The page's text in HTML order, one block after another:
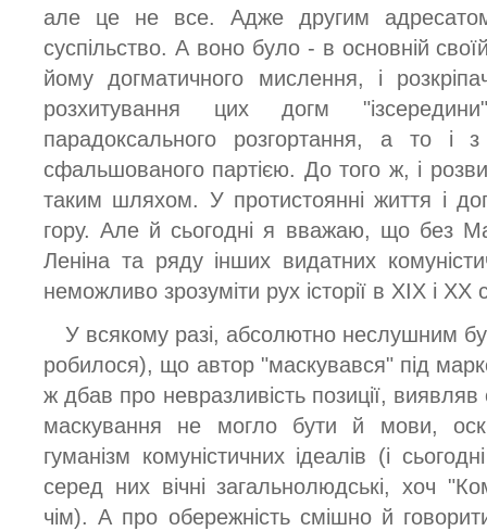
але це не все. Адже другим
суспільство. А воно було - в основній
йому догматичного мислення, і
розхитування цих догм
парадоксального розгортання, а то і
сфальшованого партією. До того ж, і
таким шляхом. У протистоянні життя і
гору. Але й сьогодні я вважаю, що без
Леніна та ряду інших видатних
неможливо зрозуміти рух історії в XIX і XX
У всякому разі, абсолютно неслушним
робилося), що автор "маскувався" під
ж дбав про невразливість позиції, виявляв
маскування не могло бути й мови,
гуманізм комуністичних ідеалів (і
серед них вічні загальнолюдські, хоч
чім). А про обережність смішно й